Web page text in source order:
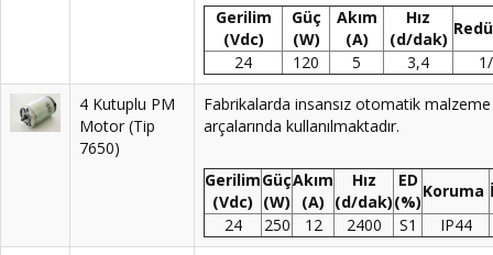
Gerilim
(Vdc)
Güç
(W)
Akım
(A)
Hız
(d/dak)
24
120 5 3,4
4 Kutuplu PM
Motor (Tip
7650)
Fabrikalarda insansız otomatik malzeme
arçalarında kullanılmaktadır.
Gerilim
(Vdc)
Güç
(W)
Akım
(A)
Hız
(d/dak)
ED
(%)
Koruma
24
250 12 2400 S1
IP44